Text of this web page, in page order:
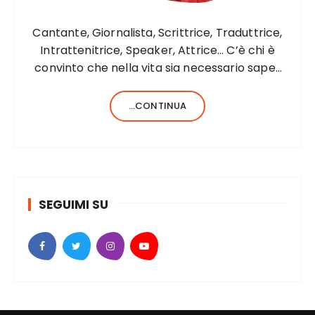
Cantante, Giornalista, Scrittrice, Traduttrice,
Intrattenitrice, Speaker, Attrice… C’è chi è
convinto che nella vita sia necessario saper
forse anche perché aiutato da una fortunata
formula del codice genetico, di cose ne…
...CONTINUA
SEGUIMI SU